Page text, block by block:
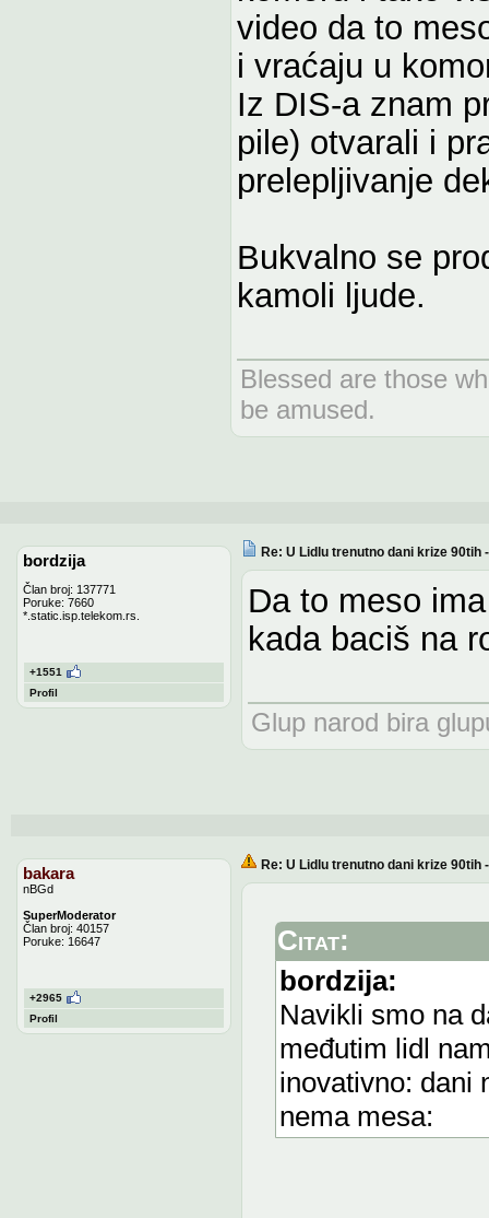
video da to
i vraćaju u
Iz DIS-a znam
pile) otvarali i
prelepljivanje
Bukvalno se
kamoli ljude.
Blessed are those
be amused.
bordzija
Član broj: 137771
Poruke: 7660
*.static.isp.telekom.rs.
+1551
Profil
Re: U Lidlu trenutno dani krize 90tih
Da to meso
kada baciš na
Glup narod bira
bakara
nBGd
SuperModerator
Član broj: 40157
Poruke: 16647
+2965
Profil
Re: U Lidlu trenutno dani krize 90tih
Citat:
bordzija:
Navikli smo na
međutim lidl
inovativno: dani
nema mesa: